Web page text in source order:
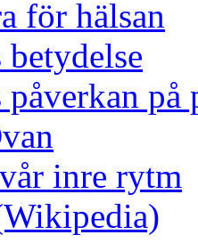
för hälsan
påverkan på
inre rytm